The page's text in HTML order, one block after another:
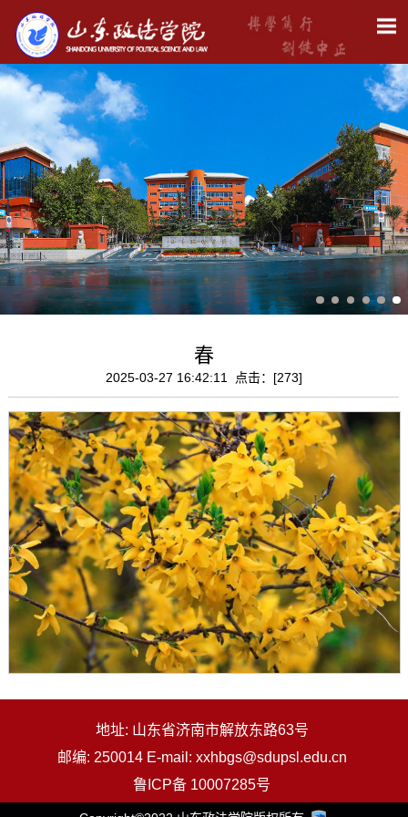
春
2025-03-27 16:42:11 点击：[273]
地址: 山东省济南市解放东路63号
邮编: 250014 E-mail: xxhbgs@sdupsl.edu.cn
鲁ICP备 10007285号